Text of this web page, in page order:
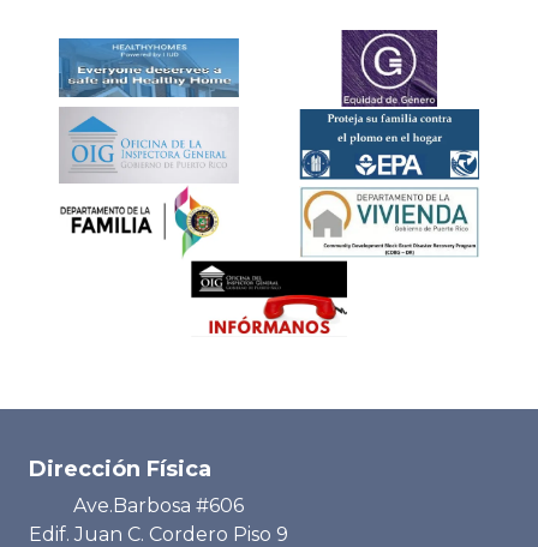
Dirección Física
Ave.Barbosa #606
Edif. Juan C. Cordero Piso 9